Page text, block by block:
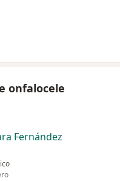
onfalocele
Fernández